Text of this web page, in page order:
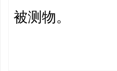
被测物。